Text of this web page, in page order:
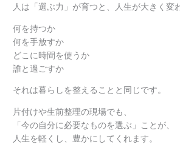
人は「選ぶ力」が育つと、人生が大きく変
何を持つか
何を手放すか
どこに時間を使うか
誰と過ごすか
それは暮らしを整えることと同じです。
片付けや生前整理の現場でも、
「今の自分に必要なものを選ぶ」ことが、
人生を軽くし、豊かにしてくれます。